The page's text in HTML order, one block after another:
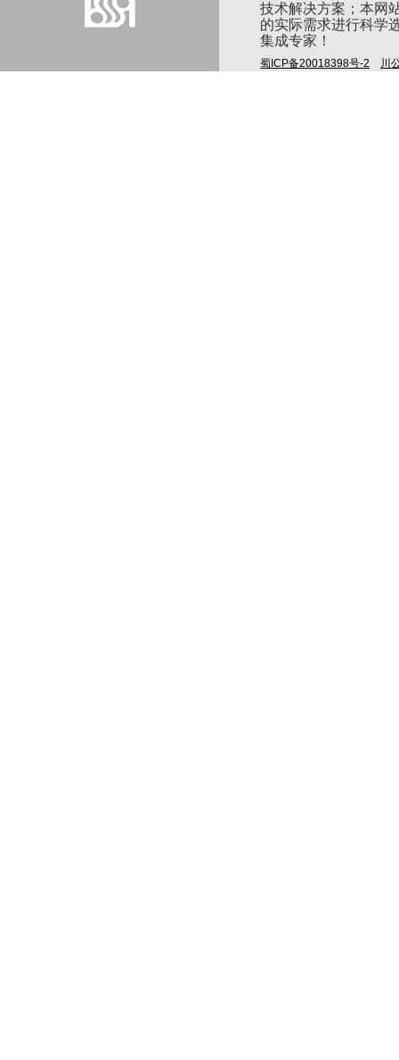
技术解决方案；本网
的实际需求进行科学
集成专家！
蜀ICP备20018398号-2 川